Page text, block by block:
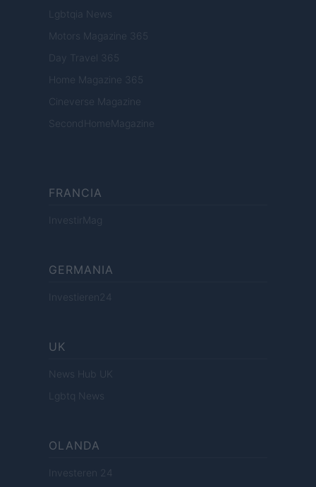
Lgbtqia News
Motors Magazine 365
Day Travel 365
Home Magazine 365
Cineverse Magazine
SecondHomeMagazine
FRANCIA
InvestirMag
GERMANIA
Investieren24
UK
News Hub UK
Lgbtq News
OLANDA
Investeren 24